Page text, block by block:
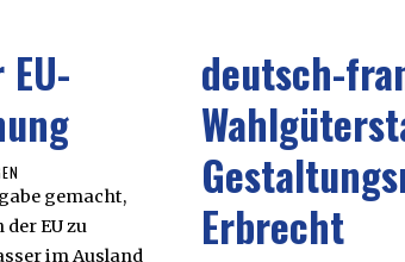
gemacht,
EU zu
im Ausland
deutsch-
Erbrecht